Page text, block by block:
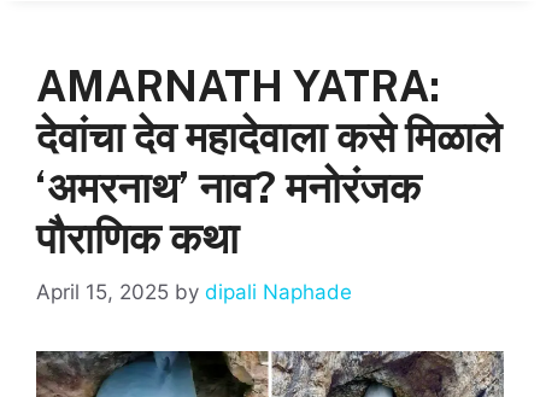
AMARNATH YATRA:
देवांचा देव महादेवाला कसे मिळाले
‘अमरनाथ’ नाव? मनोरंजक
पौराणिक कथा
April 15, 2025 by dipali Naphade